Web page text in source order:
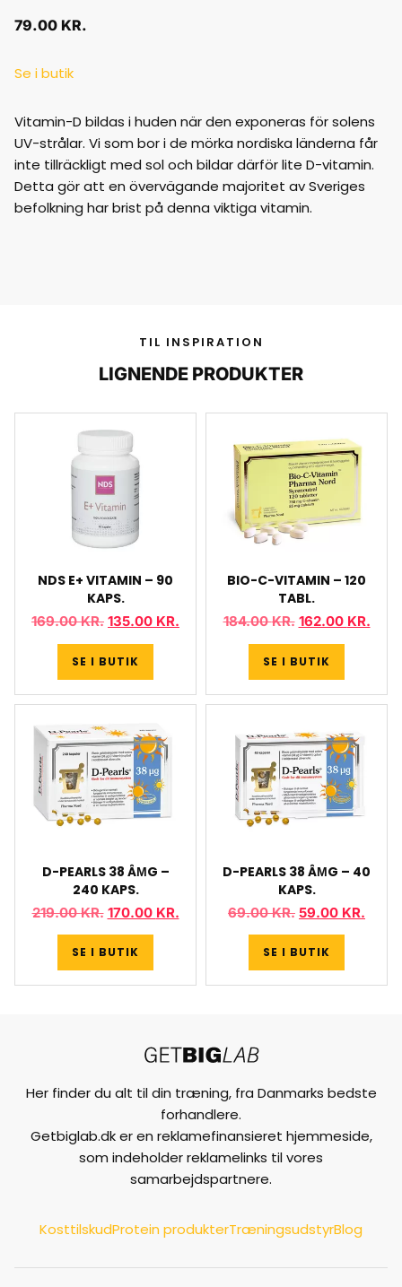
79.00 KR.
Se i butik
Vitamin-D bildas i huden när den exponeras för solens
UV-strålar. Vi som bor i de mörka nordiska länderna får
inte tillräckligt med sol och bildar därför lite D-vitamin.
Detta gör att en övervägande majoritet av Sveriges
befolkning har brist på denna viktiga vitamin.
TIL INSPIRATION
LIGNENDE PRODUKTER
NDS E+ VITAMIN – 90
KAPS.
169.00KR. 135.00 KR.
SE I BUTIK
BIO-C-VITAMIN – 120
TABL.
184.00KR. 162.00 KR.
SE I BUTIK
D-PEARLS 38 ÂΜG –
240 KAPS.
219.00KR. 170.00 KR.
SE I BUTIK
D-PEARLS 38 ÂΜG – 40
KAPS.
69.00KR. 59.00 KR.
SE I BUTIK
Her finder du alt til din træning, fra Danmarks bedste
forhandlere.
Getbiglab.dk er en reklamefinansieret hjemmeside,
som indeholder reklamelinks til vores
samarbejdspartnere.
KosttilskudProtein produkterTræningsudstyrBlog